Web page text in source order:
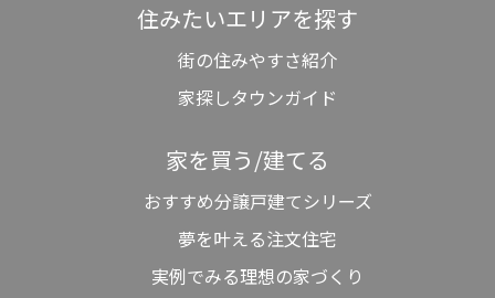
住みたいエリアを探す
街の住みやすさ紹介
家探しタウンガイド
家を買う/建てる
おすすめ分譲戸建てシリーズ
夢を叶える注文住宅
実例でみる理想の家づくり